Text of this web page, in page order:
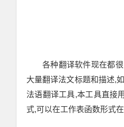
各种翻译软件现在都
大量翻译法文标题和描述,
法语翻译工具,本工具直接
式,可以在工作表函数形式